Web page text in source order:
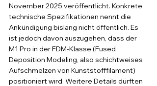
November 2025 veröffentlicht. Konkrete
technische Spezifikationen nennt die
Ankündigung bislang nicht öffentlich. Es
ist jedoch davon auszugehen, dass der
M1 Pro in der FDM-Klasse (Fused
Deposition Modeling, also schichtweises
Aufschmelzen von Kunststofffilament)
positioniert wird. Weitere Details dürften